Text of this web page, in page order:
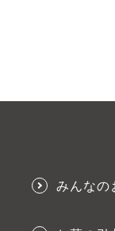
みんなの